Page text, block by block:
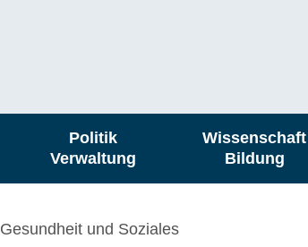
Politik
Verwaltung
Wissenschaft
Bildung
Gesundheit und Soziales